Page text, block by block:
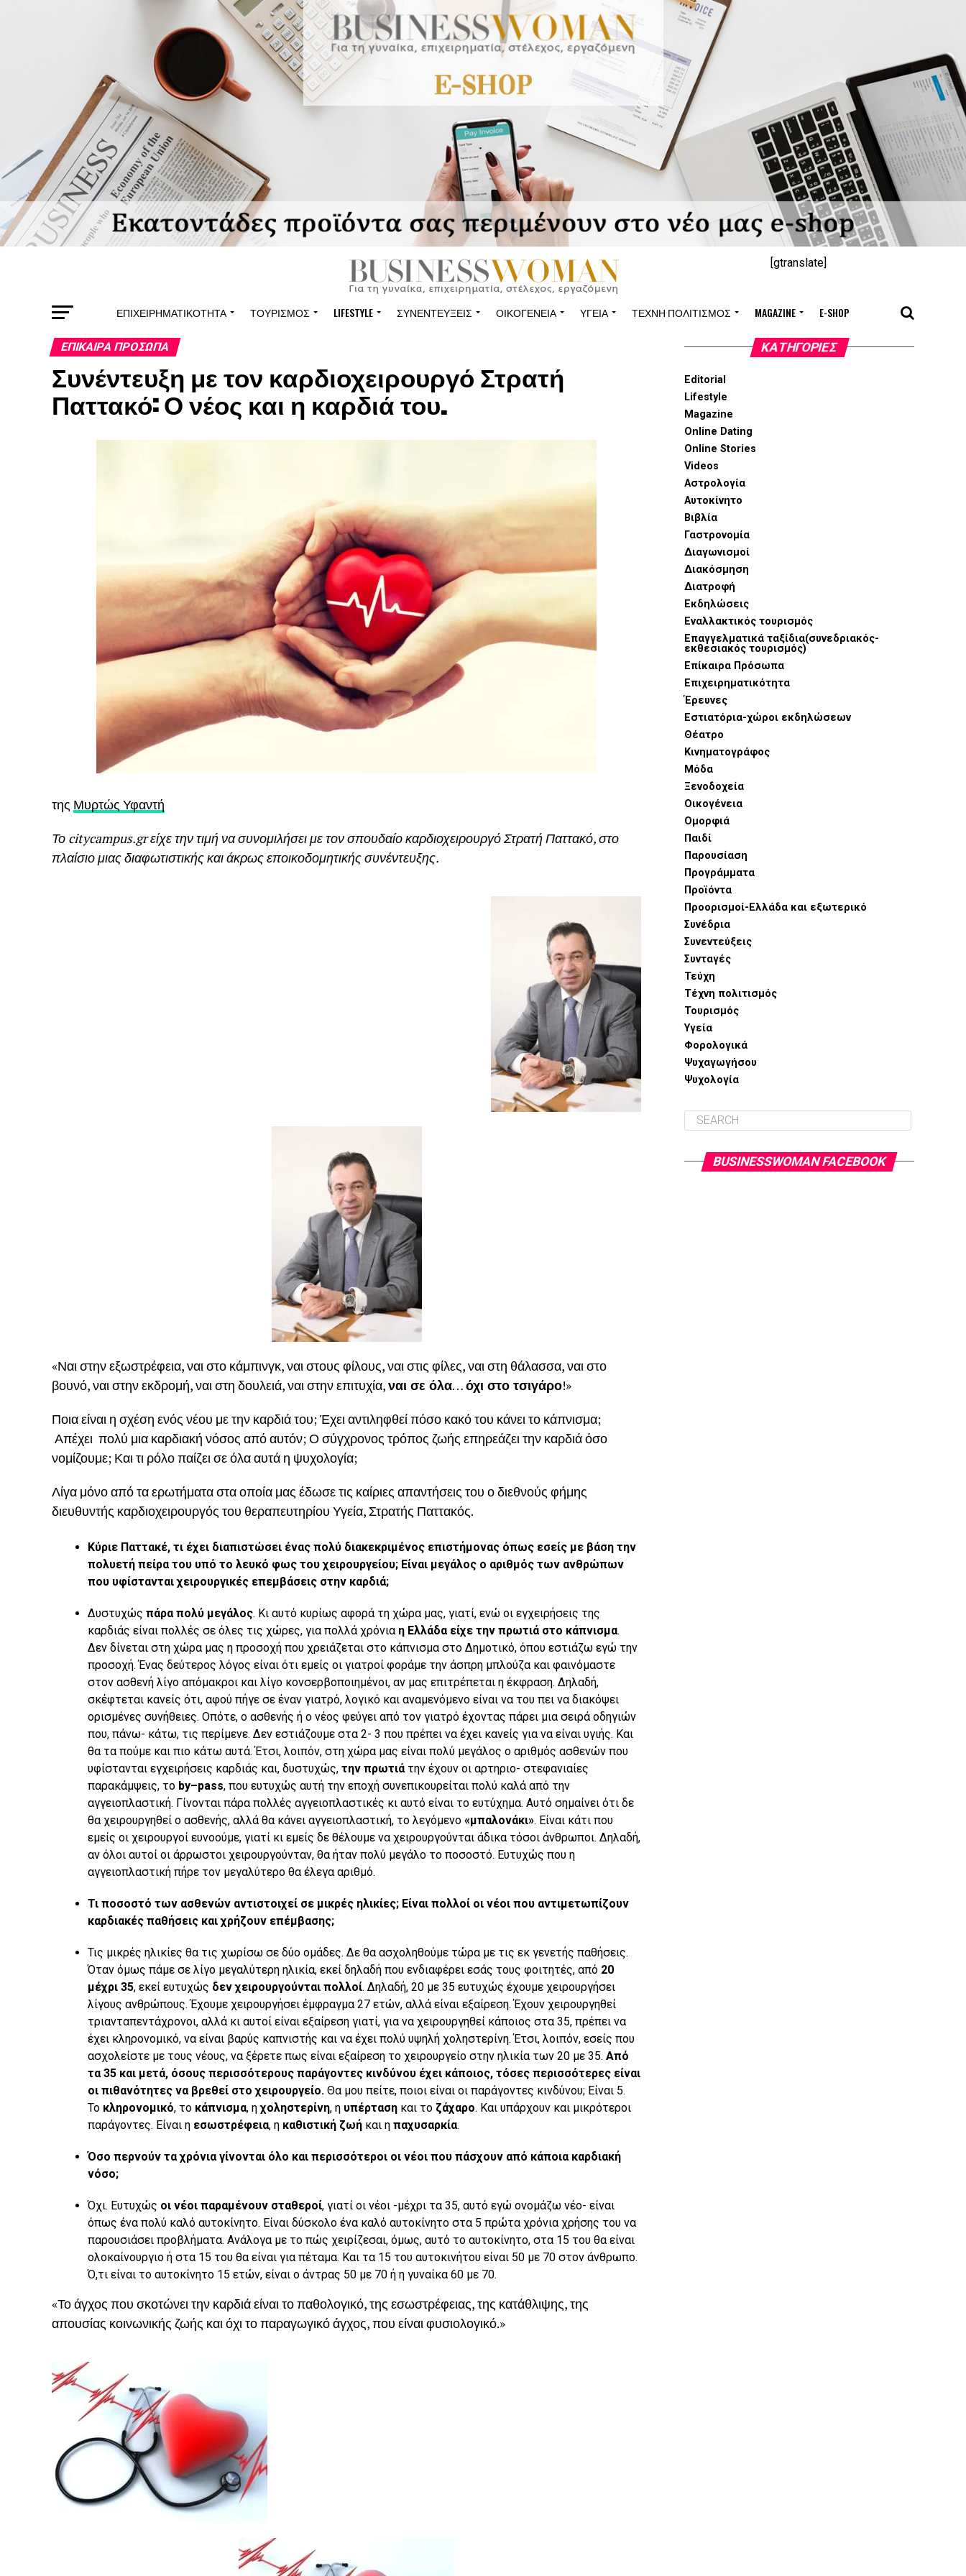
[gtranslate]
ΕΠΙΧΕΙΡΗΜΑΤΙΚΌΤΗΤΑ ΤΟΥΡΙΣΜΌΣ LIFESTYLE ΣΥΝΕΝΤΕΎΞΕΙΣ ΟΙΚΟΓΈΝΕΙΑ ΥΓΕΊΑ ΤΈΧΝΗ ΠΟΛΙΤΙΣΜΌΣ MAGAZINE E-SHOP
ΕΠΊΚΑΙΡΑ ΠΡΌΣΩΠΑ
Συνέντευξη με τον καρδιοχειρουργό Στρατή
Παττακό: Ο νέος και η καρδιά του.
της Μυρτώς Υφαντή
Το citycampus.grείχε την τιμή να συνομιλήσει με τον σπουδαίο καρδιοχειρουργό Στρατή Παττακό, στο
πλαίσιο μιας διαφωτιστικής και άκρως εποικοδομητικής συνέντευξης.
«Ναι στην εξωστρέφεια, ναι στο κάμπινγκ, ναι στους φίλους, ναι στις φίλες, ναι στη θάλασσα, ναι στο
βουνό, ναι στην εκδρομή, ναι στη δουλειά, ναι στην επιτυχία,ναι σε όλα…όχι στο τσιγάρο!»
Ποια είναι η σχέση ενός νέου με την καρδιά του; Έχει αντιληφθεί πόσο κακό του κάνει το κάπνισμα;
Απέχει πολύ μια καρδιακή νόσος από αυτόν; Ο σύγχρονος τρόπος ζωής επηρεάζει την καρδιά όσο
νομίζουμε; Και τι ρόλο παίζει σε όλα αυτά η ψυχολογία;
Λίγα μόνο από τα ερωτήματα στα οποία μας έδωσε τις καίριες απαντήσεις του ο διεθνούς φήμης
διευθυντής καρδιοχειρουργός του θεραπευτηρίου Υγεία, Στρατής Παττακός.
Κύριε Παττακέ, τι έχει διαπιστώσει ένας πολύ διακεκριμένος επιστήμονας όπως εσείς με βάση την
πολυετή πείρα του υπό το λευκό φως του χειρουργείου; Είναι μεγάλος ο αριθμός των ανθρώπων
που υφίστανται χειρουργικές επεμβάσεις στην καρδιά;
Δυστυχώς πάρα πολύ μεγάλος. Κι αυτό κυρίως αφορά τη χώρα μας, γιατί, ενώ οι εγχειρήσεις της
καρδιάς είναι πολλές σε όλες τις χώρες, για πολλά χρόνια η Ελλάδα είχε την πρωτιά στο κάπνισμα.
Δεν δίνεται στη χώρα μας η προσοχή που χρειάζεται στο κάπνισμα στο Δημοτικό, όπου εστιάζω εγώ την
προσοχή. Ένας δεύτερος λόγος είναι ότι εμείς οι γιατροί φοράμε την άσπρη μπλούζα και φαινόμαστε
στον ασθενή λίγο απόμακροι και λίγο κονσερβοποιημένοι, αν μας επιτρέπεται η έκφραση. Δηλαδή,
σκέφτεται κανείς ότι, αφού πήγε σε έναν γιατρό, λογικό και αναμενόμενο είναι να του πει να διακόψει
ορισμένες συνήθειες. Οπότε, ο ασθενής ή ο νέος φεύγει από τον γιατρό έχοντας πάρει μια σειρά οδηγιών
που, πάνω- κάτω, τις περίμενε. Δεν εστιάζουμε στα 2- 3 που πρέπει να έχει κανείς για να είναι υγιής. Και
θα τα πούμε και πιο κάτω αυτά. Έτσι, λοιπόν, στη χώρα μας είναι πολύ μεγάλος ο αριθμός ασθενών που
υφίστανται εγχειρήσεις καρδιάς και, δυστυχώς, την πρωτιά την έχουν οι αρτηριο- στεφανιαίες
παρακάμψεις, το by–pass, που ευτυχώς αυτή την εποχή συνεπικουρείται πολύ καλά από την
αγγειοπλαστική. Γίνονται πάρα πολλές αγγειοπλαστικές κι αυτό είναι το ευτύχημα. Αυτό σημαίνει ότι δε
θα χειρουργηθεί ο ασθενής, αλλά θα κάνει αγγειοπλαστική, το λεγόμενο «μπαλονάκι». Είναι κάτι που
εμείς οι χειρουργοί ευνοούμε, γιατί κι εμείς δε θέλουμε να χειρουργούνται άδικα τόσοι άνθρωποι. Δηλαδή,
αν όλοι αυτοί οι άρρωστοι χειρουργούνταν, θα ήταν πολύ μεγάλο το ποσοστό. Ευτυχώς που η
αγγειοπλαστική πήρε τον μεγαλύτερο θα έλεγα αριθμό.
Τι ποσοστό των ασθενών αντιστοιχεί σε μικρές ηλικίες; Είναι πολλοί οι νέοι που αντιμετωπίζουν
καρδιακές παθήσεις και χρήζουν επέμβασης;
Τις μικρές ηλικίες θα τις χωρίσω σε δύο ομάδες. Δε θα ασχοληθούμε τώρα με τις εκ γενετής παθήσεις.
Όταν όμως πάμε σε λίγο μεγαλύτερη ηλικία, εκεί δηλαδή που ενδιαφέρει εσάς τους φοιτητές, από 20
μέχρι 35, εκεί ευτυχώς δεν χειρουργούνται πολλοί. Δηλαδή, 20 με 35 ευτυχώς έχουμε χειρουργήσει
λίγους ανθρώπους. Έχουμε χειρουργήσει έμφραγμα 27 ετών, αλλά είναι εξαίρεση. Έχουν χειρουργηθεί
τριανταπεντάχρονοι, αλλά κι αυτοί είναι εξαίρεση γιατί, για να χειρουργηθεί κάποιος στα 35, πρέπει να
έχει κληρονομικό, να είναι βαρύς καπνιστής και να έχει πολύ υψηλή χοληστερίνη. Έτσι, λοιπόν, εσείς που
ασχολείστε με τους νέους, να ξέρετε πως είναι εξαίρεση το χειρουργείο στην ηλικία των 20 με 35. Από
τα 35 και μετά, όσους περισσότερους παράγοντες κινδύνου έχει κάποιος, τόσες περισσότερες είναι
οι πιθανότητες να βρεθεί στο χειρουργείο. Θα μου πείτε, ποιοι είναι οι παράγοντες κινδύνου; Είναι 5.
Το κληρονομικό, το κάπνισμα, ηχοληστερίνη, η υπέρταση και το ζάχαρο. Και υπάρχουν και μικρότεροι
παράγοντες. Είναι η εσωστρέφεια, η καθιστική ζωή και η παχυσαρκία.
Όσο περνούν τα χρόνια γίνονται όλο και περισσότεροι οι νέοι που πάσχουν από κάποια καρδιακή
νόσο;
Όχι. Ευτυχώς οι νέοι παραμένουν σταθεροί, γιατί οι νέοι -μέχρι τα 35, αυτό εγώ ονομάζω νέο- είναι
όπως ένα πολύ καλό αυτοκίνητο. Είναι δύσκολο ένα καλό αυτοκίνητο στα 5 πρώτα χρόνια χρήσης του να
παρουσιάσει προβλήματα. Ανάλογα με το πώς χειρίζεσαι, όμως, αυτό το αυτοκίνητο, στα 15 του θα είναι
ολοκαίνουργιο ή στα 15 του θα είναι για πέταμα. Και τα 15 του αυτοκινήτου είναι 50 με 70 στον άνθρωπο.
Ό,τι είναι το αυτοκίνητο 15 ετών, είναι ο άντρας 50 με 70 ή η γυναίκα 60 με 70.
«Το άγχος που σκοτώνει την καρδιά είναι το παθολογικό, της εσωστρέφειας, της κατάθλιψης, της
απουσίας κοινωνικής ζωής και όχι το παραγωγικό άγχος, που είναι φυσιολογικό.»
KΑΤΗΓΟΡΊΕΣ
Editorial
Lifestyle
Magazine
Online Dating
Online Stories
Videos
Αστρολογία
Αυτοκίνητο
Βιβλία
Γαστρονομία
Διαγωνισμοί
Διακόσμηση
Διατροφή
Εκδηλώσεις
Εναλλακτικός τουρισμός
Επαγγελματικά ταξίδια(συνεδριακός-
εκθεσιακός τουρισμός)
Επίκαιρα Πρόσωπα
Επιχειρηματικότητα
Έρευνες
Εστιατόρια-χώροι εκδηλώσεων
Θέατρο
Κινηματογράφος
Μόδα
Ξενοδοχεία
Οικογένεια
Ομορφιά
Παιδί
Παρουσίαση
Προγράμματα
Προϊόντα
Προορισμοί-Ελλάδα και εξωτερικό
Συνέδρια
Συνεντεύξεις
Συνταγές
Τεύχη
Τέχνη πολιτισμός
Τουρισμός
Υγεία
Φορολογικά
Ψυχαγωγήσου
Ψυχολογία
BUSINESSWOMAN FACEBOOK